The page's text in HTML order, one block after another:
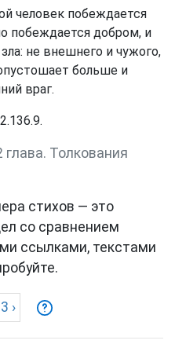
человек побеждается
побеждается добром, и
не внешнего и чужого,
больше и
враг.
Толкования
стихов — это
со сравнением
ссылками, текстами
›